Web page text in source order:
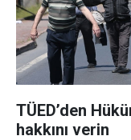
TÜED’den
hakkını verin